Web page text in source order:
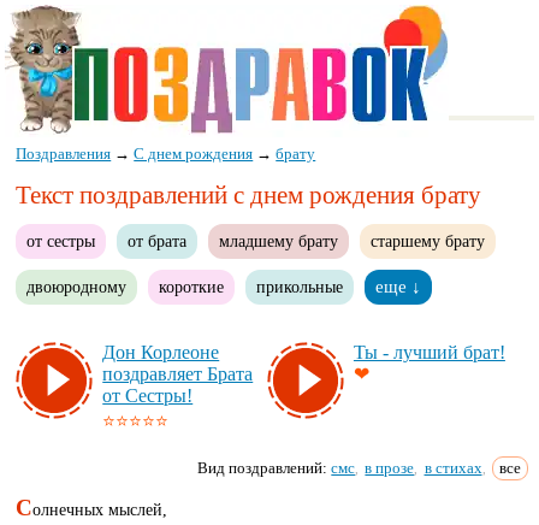
Поздравления →С днем рождения →брату
Текст поздравлений с днем рождения брату
от сестры от брата младшему брату старшему брату
двоюродному короткие прикольные еще ↓
Дон Кор­ле­оне
поз­драв­ля­ет Бра­та
от Сес­тры!
⭐⭐⭐⭐⭐
Ты - луч­ший брат!
❤
Вид поздравлений:смс в прозе в стихах все
Солнечных мыслей,